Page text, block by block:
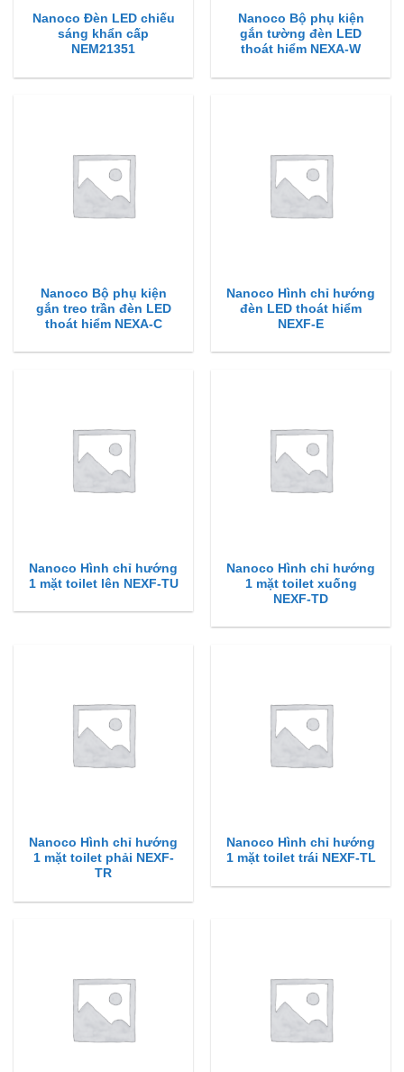
Nanoco Đèn LED chiếu
sáng khẩn cấp
NEM21351
Nanoco Bộ phụ kiện
gắn tường đèn LED
thoát hiểm NEXA-W
Nanoco Bộ phụ kiện
gắn treo trần đèn LED
thoát hiểm NEXA-C
Nanoco Hình chỉ hướng
đèn LED thoát hiểm
NEXF-E
Nanoco Hình chỉ hướng
1 mặt toilet lên NEXF-TU
Nanoco Hình chỉ hướng
1 mặt toilet xuống
NEXF-TD
Nanoco Hình chỉ hướng
1 mặt toilet phải NEXF-
TR
Nanoco Hình chỉ hướng
1 mặt toilet trái NEXF-TL